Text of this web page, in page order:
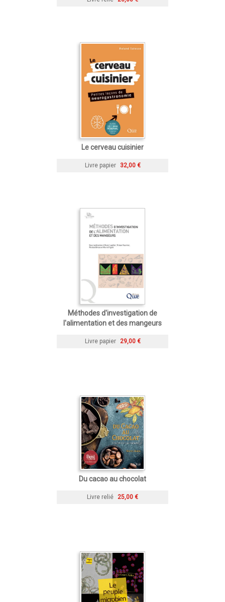
Le cerveau cuisinier
Livre papier 32,00 €
Méthodes d'investigation de
l'alimentation et des mangeurs
Livre papier 29,00 €
Du cacao au chocolat
Livre relié 25,00 €